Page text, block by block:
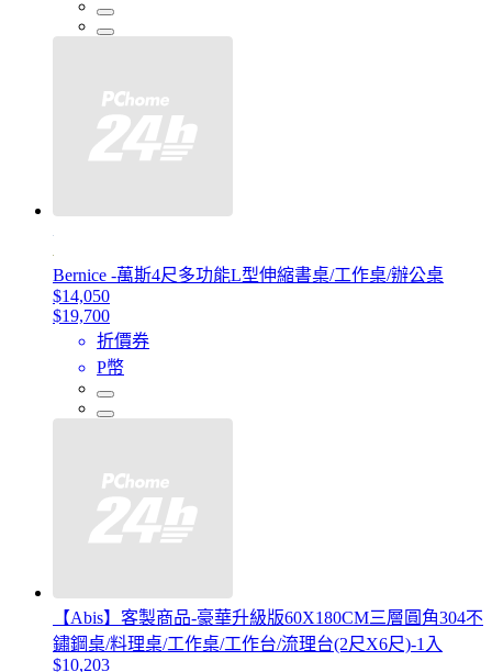
Bernice -萬斯4尺多功能L型伸縮書桌/工作桌/辦公桌
$14,050
$19,700
折價券
P幣
【Abis】客製商品-豪華升級版60X180CM三層圓角304不
鏽鋼桌/料理桌/工作桌/工作台/流理台(2尺X6尺)-1入
$10,203